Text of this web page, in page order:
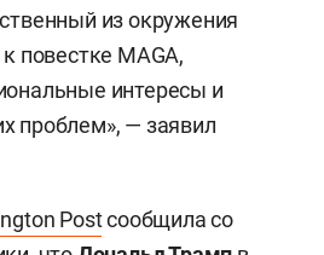
из окружения
повестке MAGA,
интересы и
проблем», — заявил
Postсообщила со